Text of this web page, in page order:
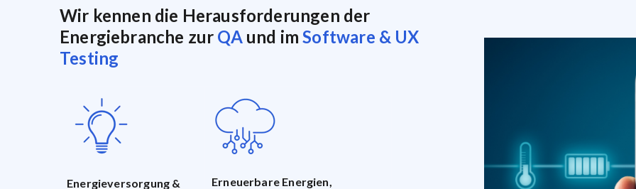
Wir kennen die Herausforderungen der
Energiebranche zur QAund imSoftware & UX
Testing
Energieversorgung & Erneuerbare Energien,